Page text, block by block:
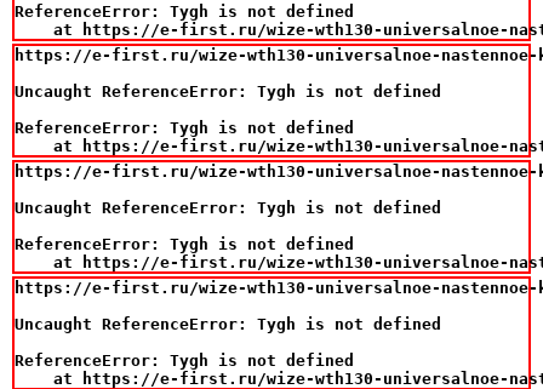
ReferenceError: Tygh is not defined
at https://e-first.ru/wize-wth130-universalnoe-
https://e-first.ru/wize-wth130-universalnoe-nastennoe-
Uncaught ReferenceError: Tygh is not defined
ReferenceError: Tygh is not defined
at https://e-first.ru/wize-wth130-universalnoe-
https://e-first.ru/wize-wth130-universalnoe-nastennoe-
Uncaught ReferenceError: Tygh is not defined
ReferenceError: Tygh is not defined
at https://e-first.ru/wize-wth130-universalnoe-
https://e-first.ru/wize-wth130-universalnoe-nastennoe-
Uncaught ReferenceError: Tygh is not defined
ReferenceError: Tygh is not defined
at https://e-first.ru/wize-wth130-universalnoe-